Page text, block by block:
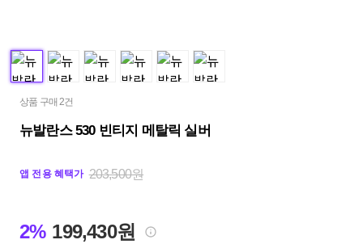
상품 구매 2건
뉴발란스 530 빈티지 메탈릭 실버
앱 전용 혜택가 203,500원
2% 199,430원